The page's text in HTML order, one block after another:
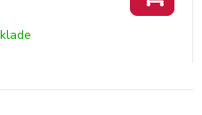
dokonalú priľnavosť a
poskytujú nespočetné